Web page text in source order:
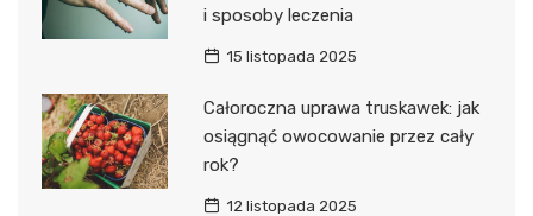
i sposoby leczenia
15 listopada 2025
Całoroczna uprawa truskawek: jak
osiągnąć owocowanie przez cały
rok?
12 listopada 2025